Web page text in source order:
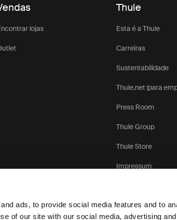
ads, to provide social media features and to
of our site with our social media, advertising
lojas
Thule
Esta é a Thule
Carreiras
Sustentabilidade
Thule.net (para
Press Room
Thule Group
Thule Store
Impressum